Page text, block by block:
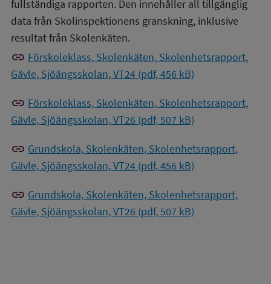
fullständiga rapporten. Den innehåller all tillgänglig
data från Skolinspektionens granskning, inklusive
resultat från Skolenkäten.
link Förskoleklass, Skolenkäten, Skolenhetsrapport,
Gävle, Sjöängsskolan, VT24 (pdf, 456 kB)
link Förskoleklass, Skolenkäten, Skolenhetsrapport,
Gävle, Sjöängsskolan, VT26 (pdf, 507 kB)
link Grundskola, Skolenkäten, Skolenhetsrapport,
Gävle, Sjöängsskolan, VT24 (pdf, 456 kB)
link Grundskola, Skolenkäten, Skolenhetsrapport,
Gävle, Sjöängsskolan, VT26 (pdf, 507 kB)